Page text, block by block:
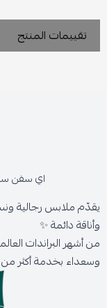
تقييمات المنتج
اي سفن
يقدّم ملابس رجالية
وأناقة دائمة ✨
من أشهر البراندات
وسعداء بخدمة أكثر من 300,000 عميل حول المملكة.